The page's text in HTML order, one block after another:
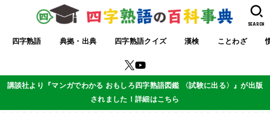
四字熟語 典拠・出典 四字熟語クイズ 漢検 ことわざ
SEARCH
講談社より『マンガでわかる おもしろ四字熟語図鑑 〈試験に出る〉』が出版
されました！詳細はこちら